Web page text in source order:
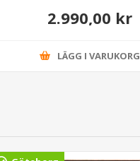
2.990,00 kr
LÄGG I VARUKORG